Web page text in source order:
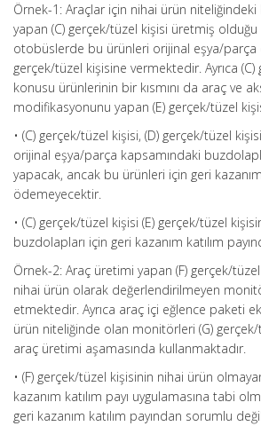
Örnek-1: Araçlar için nihai ürün
yapan (C) gerçek/tüzel kişisi üretmiş olduğu
otobüslerde bu ürünleri orijinal eşya/parça
gerçek/tüzel kişisine vermektedir. Ayrıca
konusu ürünlerinin bir kısmını da araç ve
modifikasyonunu yapan (E) gerçek/tüzel
• (C) gerçek/tüzel kişisi, (D) gerçek/tüzel
orijinal eşya/parça kapsamındaki
yapacak, ancak bu ürünleri için geri kazanım
ödemeyecektir.
• (C) gerçek/tüzel kişisi (E) gerçek/tüzel
buzdolapları için geri kazanım katılım
Örnek-2: Araç üretimi yapan (F) gerçek/
nihai ürün olarak değerlendirilmeyen
etmektedir. Ayrıca araç içi eğlence paketi
ürün niteliğinde olan monitörleri (G)
araç üretimi aşamasında kullanmaktadır.
• (F) gerçek/tüzel kişisinin nihai ürün
kazanım katılım payı uygulamasına tabi
geri kazanım katılım payından sorumlu